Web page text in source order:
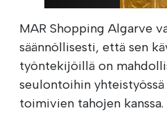
MAR Shopping Algarve
säännöllisesti, että sen
työntekijöillä on
seulontoihin
toimivien tahojen